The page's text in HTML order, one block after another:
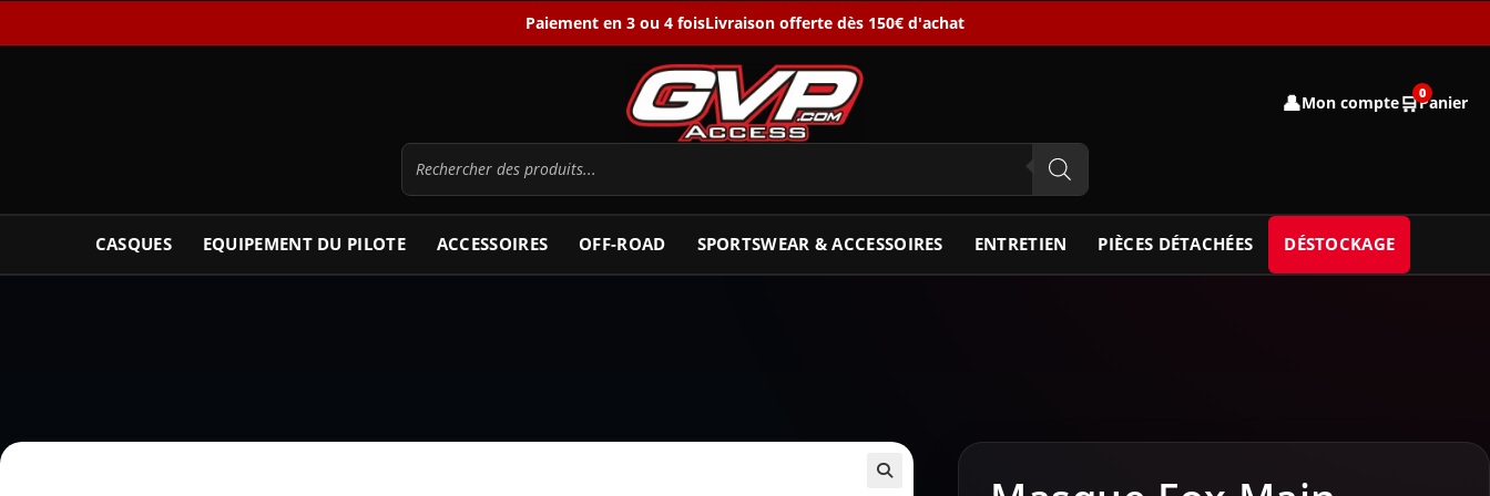
Paiement en 3 ou 4 foisLivraison offerte dès 150€ d'achat
👤Mon compte🛒0
Panier
CASQUES EQUIPEMENT DU PILOTE ACCESSOIRES OFF-ROAD SPORTSWEAR & ACCESSOIRES ENTRETIEN PIÈCES DÉTACHÉES DÉSTOCKAGE